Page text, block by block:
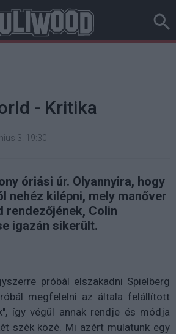
- Kritika
3. 19:30
óriási úr. Olyannyira, hogy
nehéz kilépni, mely manőver
rendezőjének, Colin
igazán sikerült.
próbál elszakadni Spielberg
megfelelni az általa felállított
így végül annak rendje és módja
szék közé. Mi azért mulatunk egy